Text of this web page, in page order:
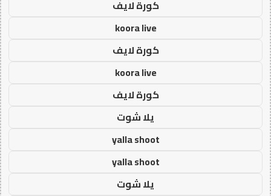
كورة لايف
koora live
كورة لايف
koora live
كورة لايف
يلا شوت
yalla shoot
yalla shoot
يلا شوت